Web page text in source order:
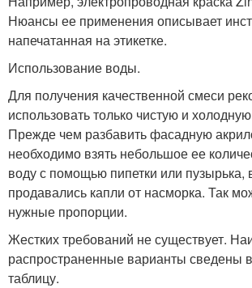
Нюансы ее применения описывает
напечатанная на этикетке.
Использование воды.
Для получения качественной смеси
использовать только чистую и
Прежде чем разбавить фасадную
необходимо взять небольшое ее
воду с помощью пипетки или пузырька,
продавались капли от насморка. Так
нужные пропорции.
Жестких требований не существует.
распространенные варианты сведены
таблицу.